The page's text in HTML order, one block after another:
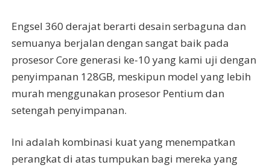
Engsel 360 derajat berarti desain serbaguna dan
semuanya berjalan dengan sangat baik pada
prosesor Core generasi ke-10 yang kami uji dengan
penyimpanan 128GB, meskipun model yang lebih
murah menggunakan prosesor Pentium dan
setengah penyimpanan.
Ini adalah kombinasi kuat yang menempatkan
perangkat di atas tumpukan bagi mereka yang